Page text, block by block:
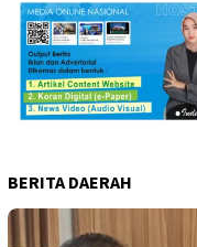
BERITA DAERAH